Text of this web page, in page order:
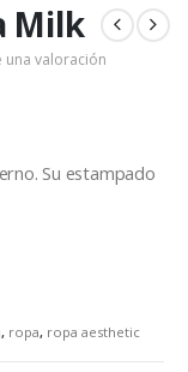
Milk
una valoración
Su estampado
, ropa, ropa aesthetic